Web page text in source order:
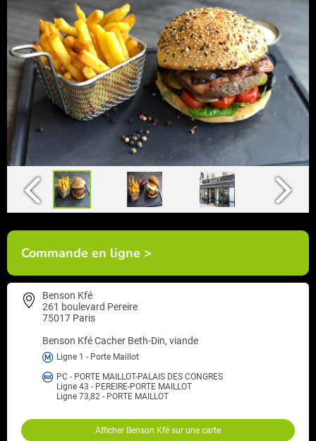
Commande en ligne >
Benson Kfé
261 boulevard Pereire
75017 Paris
Benson KféCacher Beth-Din, viande
Ligne 1 - Porte Maillot
PC - PORTE MAILLOT-PALAIS DES CONGRES
Ligne 43 - PEREIRE-PORTE MAILLOT
Ligne 73,82 - PORTE MAILLOT
Afficher Benson Kfé sur une carte